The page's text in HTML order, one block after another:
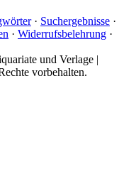
· Suchergebnisse ·
· Widerrufsbelehrung ·
und Verlage |
vorbehalten.